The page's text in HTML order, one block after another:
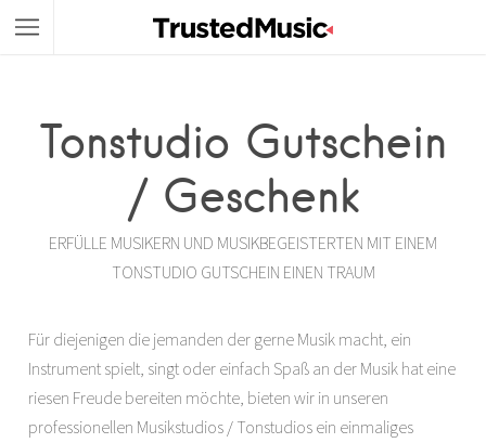
Tonstudio Gutschein
/ Geschenk
ERFÜLLE MUSIKERN UND MUSIKBEGEISTERTEN MIT EINEM
TONSTUDIO GUTSCHEIN EINEN TRAUM
Für diejenigen die jemanden der gerne Musik macht, ein
Instrument spielt, singt oder einfach Spaß an der Musik hat eine
riesen Freude bereiten möchte, bieten wir in unseren
professionellen Musikstudios / Tonstudios ein einmaliges